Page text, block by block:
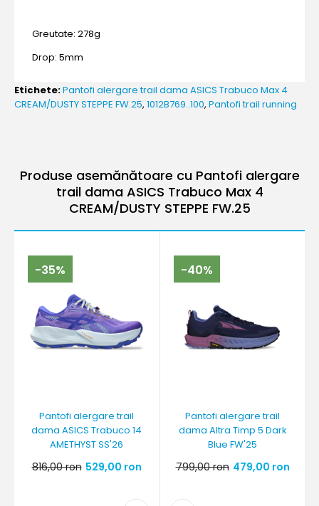
Greutate: 278g
Drop: 5mm
Etichete:Pantofi alergare trail dama ASICS Trabuco Max 4
CREAM/DUSTY STEPPE FW.25, 1012B769..100, Pantofi trail running
Produse asemănătoare cu Pantofi alergare
trail dama ASICS Trabuco Max 4
CREAM/DUSTY STEPPE FW.25
-35%
Pantofi alergare trail
dama ASICS Trabuco 14
AMETHYST SS'26
816,00 ron 529,00 ron
-40%
Pantofi alergare trail
dama Altra Timp 5 Dark
Blue FW'25
799,00 ron 479,00 ron